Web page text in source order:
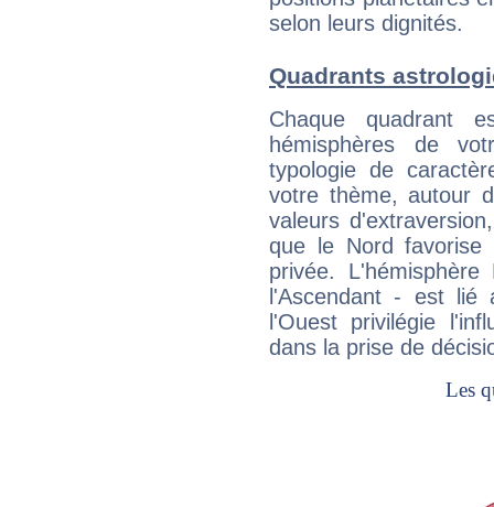
selon leurs dignités.
Quadrants
Chaque quadrant
hémisphères de
typologie de
votre thème, autour
valeurs
que le Nord favorise
privée.
l'Ascendant - est
l'Ouest privilégie
dans la prise de